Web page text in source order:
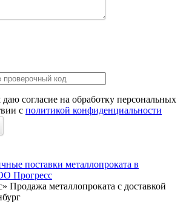
согласие на обработку персональных
с политикой конфиденциальности
Продажа металлопроката с доставкой